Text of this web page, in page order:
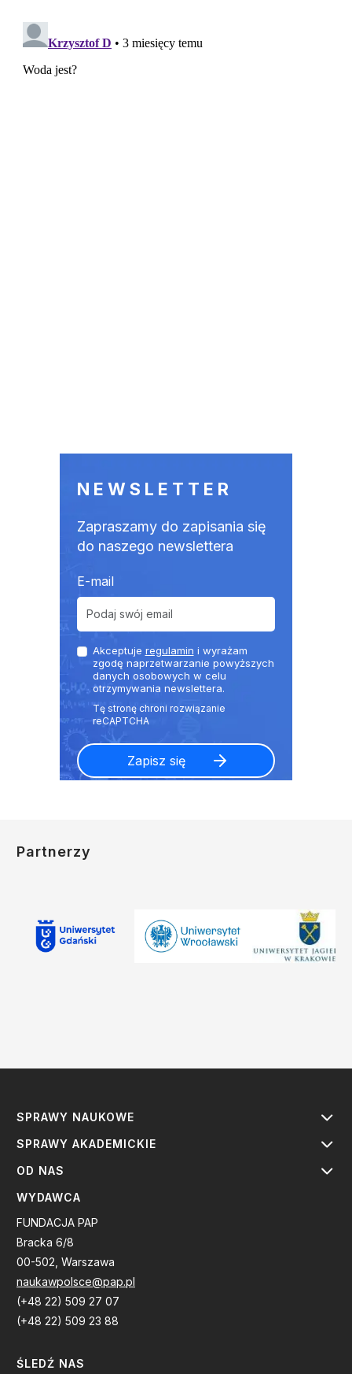
NEWSLETTER
Zapraszamy do zapisania się
do naszego newslettera
E-mail
Akceptuje regulamin i wyrażam
zgodę naprzetwarzanie powyższych
danych osobowych w celu
otrzymywania newslettera.
Partnerzy
SPRAWY NAUKOWE
SPRAWY AKADEMICKIE
OD NAS
WYDAWCA
FUNDACJA PAP
Bracka 6/8
00-502, Warszawa
naukawpolsce@pap.pl
(+48 22) 509 27 07
(+48 22) 509 23 88
ŚLEDŹ NAS